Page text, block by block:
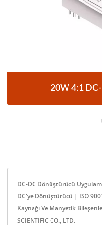
20W 4:1
DC-DC Dönüştürücü
DC'ye Dönüştürücü | ISO
Kaynağı Ve Manyetik
SCIENTIFIC CO., LTD.